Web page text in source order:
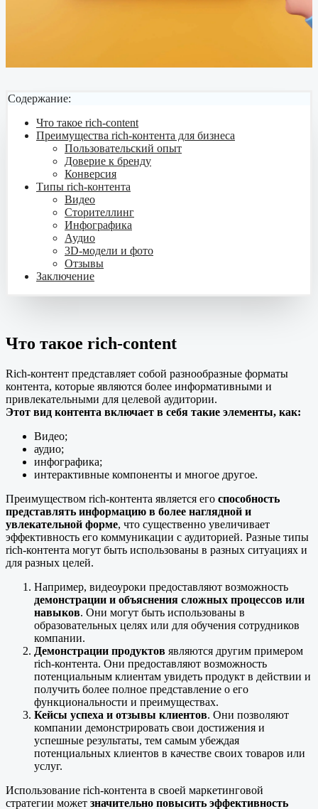
Содержание:
Что такое rich-content
Преимущества rich-контента для бизнеса
Пользовательский опыт
Доверие к бренду
Конверсия
Типы rich-контента
Видео
Сторителлинг
Инфографика
Аудио
3D-модели и фото
Отзывы
Заключение
Что такое rich-content
Rich-контент представляет собой разнообразные форматы
контента, которые являются более информативными и
привлекательными для целевой аудитории.
Этот вид контента включает в себя такие элементы, как:
Видео;
аудио;
инфографика;
интерактивные компоненты и многое другое.
Преимуществом rich-контента является его способность
представлять информацию в более наглядной и
увлекательной форме, что существенно увеличивает
эффективность его коммуникации с аудиторией. Разные типы
rich-контента могут быть использованы в разных ситуациях и
для разных целей.
Например, видеоуроки предоставляют возможность
демонстрации и объяснения сложных процессов или
навыков. Они могут быть использованы в
образовательных целях или для обучения сотрудников
компании.
Демонстрации продуктов являются другим примером
rich-контента. Они предоставляют возможность
потенциальным клиентам увидеть продукт в действии и
получить более полное представление о его
функциональности и преимуществах.
Кейсы успеха и отзывы клиентов. Они позволяют
компании демонстрировать свои достижения и
успешные результаты, тем самым убеждая
потенциальных клиентов в качестве своих товаров или
услуг.
Использование rich-контента в своей маркетинговой
стратегии может значительно повысить эффективность